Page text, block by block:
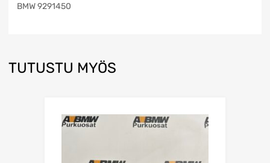
BMW 9291450
TUTUSTU MYÖS